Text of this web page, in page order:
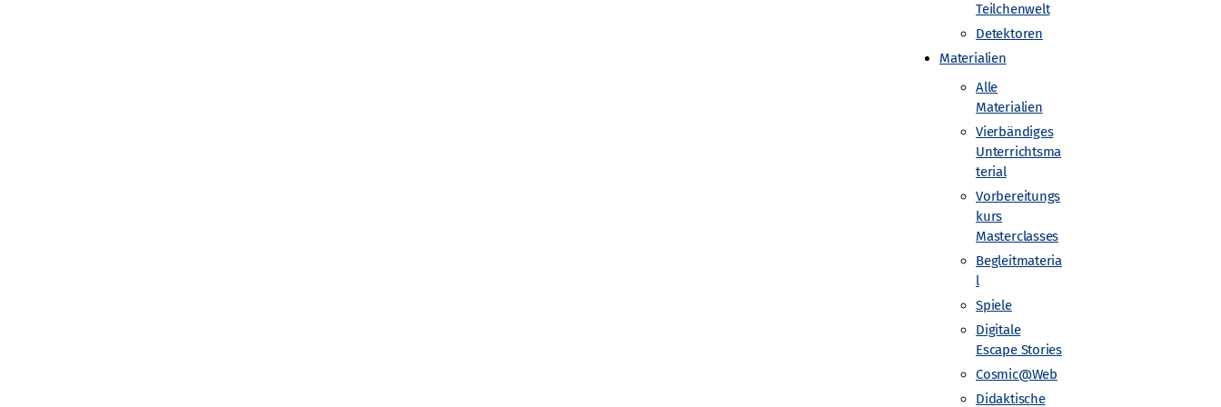
Teilchenwelt
Detektoren
Materialien
Alle
Materialien
Vierbändiges
Unterrichtsma
terial
Vorbereitungs
kurs
Masterclasses
Begleitmateria
l
Spiele
Digitale
Escape Stories
Cosmic@Web
Didaktische